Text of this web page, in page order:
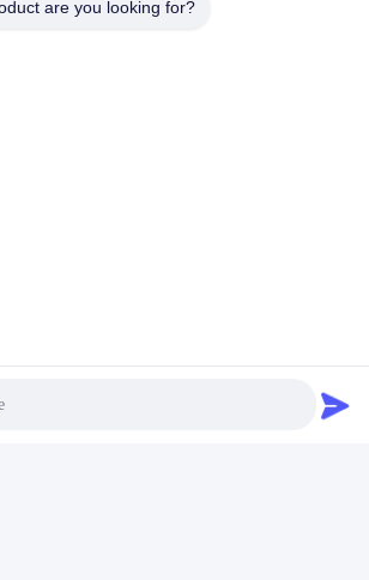
Ινδονησία,Σρι Λάνκα, Ρωσίας και Ουζμπεκιστάν.
are you looking for?